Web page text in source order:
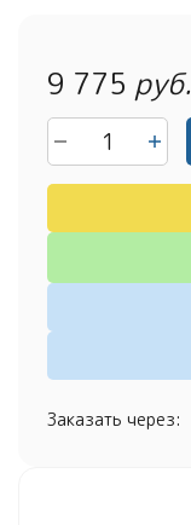
9 775 руб.
Заказать через: